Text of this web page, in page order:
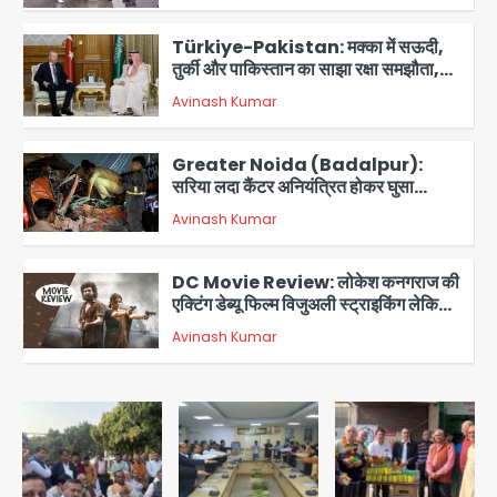
2
3
Türkiye-Pakistan: मक्का में सऊदी,
तुर्की और पाकिस्तान का साझा रक्षा समझौता,
जानें इसके मायने
Avinash Kumar
4
Greater Noida (Badalpur):
सरिया लदा कैंटर अनियंत्रित होकर घुसा
किराना दुकान में , ड्राइवर की मौत
Avinash Kumar
5
DC Movie Review: लोकेश कनगराज की
एक्टिंग डेब्यू फिल्म विजुअली स्ट्राइकिंग लेकिन
स्क्रीनप्ले में कमजोर, लेकिन कहानी अधूरी रह
गई, 3 स्टार रेटिंग
Avinash Kumar
1
Felix Hospital Noida: फेलिक्स
हॉस्पिटल और नोएडा लोक मंच की पहल, अब
सिर्फ 30 रुपये में मिलेगी 24 घंटे ऑनलाइन
डॉक्टर परामर्श सुविधा
Avinash Kumar